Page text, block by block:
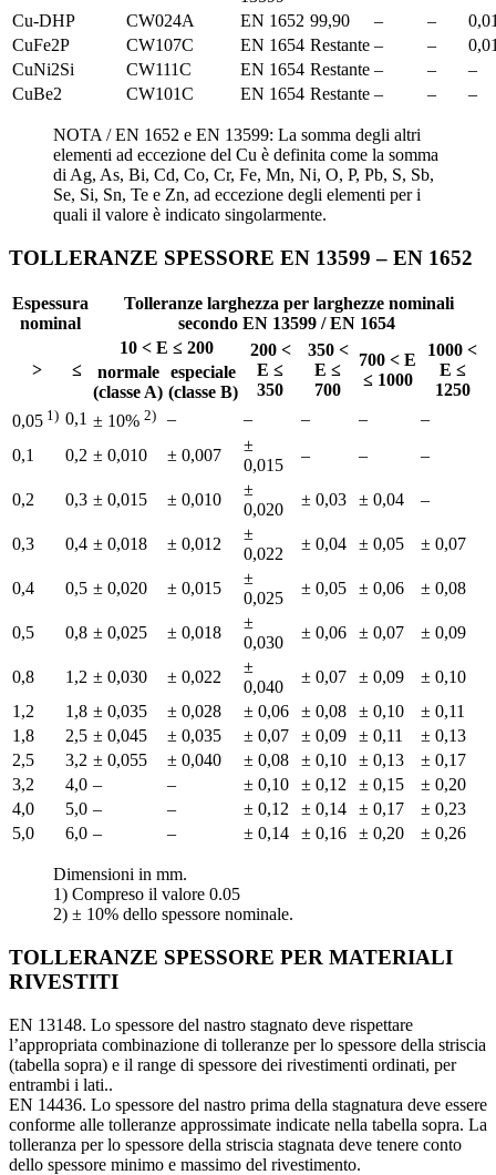
Cu-DHP
CW024A EN 1652 99,90 – –
CuFe2P
CW107C EN 1654 Restante – –
CuNi2Si
CW111C EN 1654 Restante – –
–
CuBe2
CW101C EN 1654 Restante – – –
NOTA / EN 1652 e EN 13599: La somma degli altri
elementi ad eccezione del Cu è definita come la somma
di Ag, As, Bi, Cd, Co, Cr, Fe, Mn, Ni, O, P, Pb, S, Sb,
Se, Si, Sn, Te e Zn, ad eccezione degli elementi per i
quali il valore è indicato singolarmente.
TOLLERANZE SPESSORE EN 13599 – EN 1652
Espessura
nominal
Tolleranze larghezza per larghezze nominali
secondo EN 13599 / EN 1654
> ≤
10 < E ≤ 200
200 <
E ≤
350
350 <
E ≤
700
700 < E
≤ 1000
1000 <
E ≤
1250
normale
(classe A)
especiale
(classe B)
0,05 1) 0,1 ± 10% 2) – – – –
–
0,1
0,2 ± 0,010 ± 0,007
±
0,015
– – –
0,2 0,3 ± 0,015 ± 0,010
±
0,020
± 0,03 ± 0,04 –
0,3 0,4 ± 0,018 ± 0,012
±
0,022
± 0,04 ± 0,05 ± 0,07
0,4 0,5 ± 0,020 ± 0,015
±
0,025
± 0,05 ± 0,06 ± 0,08
0,5 0,8 ± 0,025 ± 0,018
±
0,030
± 0,06 ± 0,07 ± 0,09
0,8 1,2 ± 0,030 ± 0,022
±
0,040
± 0,07 ± 0,09
± 0,10
1,2
1,8 ± 0,035 ± 0,028 ± 0,06 ± 0,08 ± 0,10
± 0,11
1,8
2,5 ± 0,045 ± 0,035 ± 0,07 ± 0,09 ± 0,11
± 0,13
2,5
3,2 ± 0,055 ± 0,040 ± 0,08 ± 0,10 ± 0,13
± 0,17
3,2
4,0 – – ± 0,10 ± 0,12 ± 0,15
± 0,20
4,0
5,0 – – ± 0,12 ± 0,14 ± 0,17
± 0,23
5,0
6,0 – – ± 0,14 ± 0,16 ± 0,20 ± 0,26
Dimensioni in mm.
1) Compreso il valore 0.05
2) ± 10% dello spessore nominale.
TOLLERANZE SPESSORE PER MATERIALI
RIVESTITI
EN 13148. Lo spessore del nastro stagnato deve rispettare
l’appropriata combinazione di tolleranze per lo spessore della striscia
(tabella sopra) e il range di spessore dei rivestimenti ordinati, per
entrambi i lati..
EN 14436. Lo spessore del nastro prima della stagnatura deve essere
conforme alle tolleranze approssimate indicate nella tabella sopra. La
tolleranza per lo spessore della striscia stagnata deve tenere conto
dello spessore minimo e massimo del rivestimento.